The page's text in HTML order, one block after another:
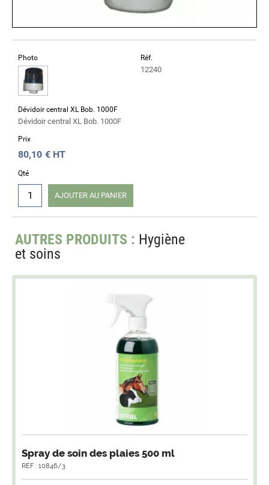
Réf.
12240
Photo
Dévidoir central XL Bob. 1000F
Dévidoir central XL Bob. 1000F
Prix
80,10 € HT
Qté
AJOUTER AU PANIER
AUTRES PRODUITS : Hygiène
et soins
Spray de soin des plaies 500 ml
RÉF : 10846/3